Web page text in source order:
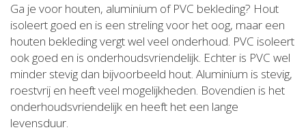
Ga je voor houten, aluminium of PVC bekleding? Hout
isoleert goed en is een streling voor het oog, maar een
houten bekleding vergt wel veel onderhoud. PVC isoleert
ook goed en is onderhoudsvriendelijk. Echter is PVC wel
minder stevig dan bijvoorbeeld hout. Aluminium is stevig,
roestvrij en heeft veel mogelijkheden. Bovendien is het
onderhoudsvriendelijk en heeft het een lange
levensduur.